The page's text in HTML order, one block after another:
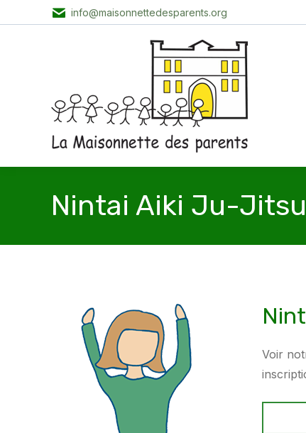
info@maisonnettedesparents.org
Nintai Aiki Ju-Jitsu
Voir